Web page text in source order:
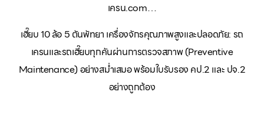
เครน.com…
เฮี๊ยบ 10 ล้อ 5 ตันพัทยา เครื่องจักรคุณภาพสูงและปลอดภัย: รถ
เครนและรถเฮี๊ยบทุกคันผ่านการตรวจสภาพ (Preventive
Maintenance) อย่างสม่ำเสมอ พร้อมใบรับรอง คป.2 และ ปจ.2
อย่างถูกต้อง